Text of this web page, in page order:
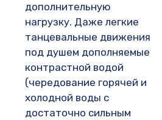
дополнительную
нагрузку. Даже легкие
танцевальные движения
под душем дополняемые
контрастной водой
(чередование горячей и
холодной воды с
достаточно сильным